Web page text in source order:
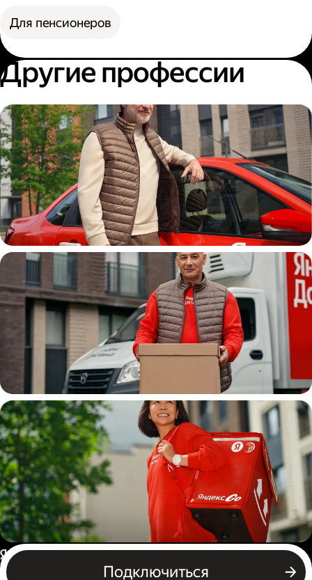
Для пенсионеров
Другие профессии
Автокурьер
Водитель
грузовой машины
Пеший курьер
Подключиться
Россия